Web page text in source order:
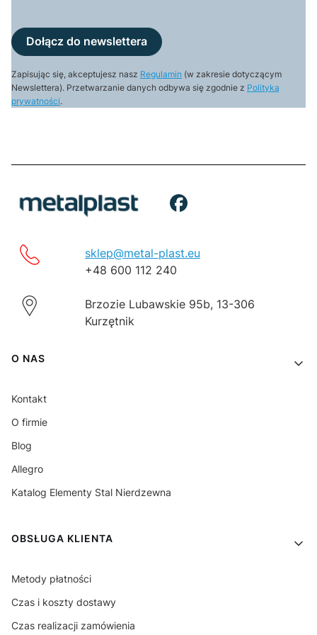
Dołącz do newslettera
Zapisując się, akceptujesz nasz Regulamin (w zakresie dotyczącym
Newslettera). Przetwarzanie danych odbywa się zgodnie z Polityką
prywatności.
sklep@metal-plast.eu
+48 600 112 240
Brzozie Lubawskie 95b, 13-306
Kurzętnik
Linki w stopce
O NAS
Kontakt
O firmie
Blog
Allegro
Katalog Elementy Stal Nierdzewna
OBSŁUGA KLIENTA
Metody płatności
Czas i koszty dostawy
Czas realizacji zamówienia